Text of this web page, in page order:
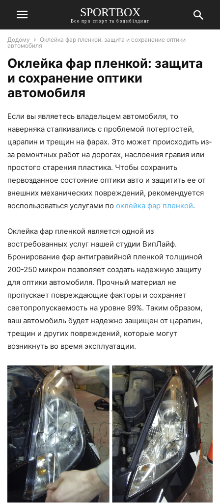
SPORTBOX
Все про спорт та бодибілдинг
Додому
Оклейка фар пленкой: защита и сохранение оптики
автомобиля
Оклейка фар пленкой: защита
и сохранение оптики
автомобиля
Если вы являетесь владельцем автомобиля, то
наверняка сталкивались с проблемой потертостей,
царапин и трещин на фарах. Это может происходить из-
за ремонтных работ на дорогах, наслоения гравия или
простого старения пластика. Чтобы сохранить
первозданное состояние оптики авто и защитить ее от
внешних механических повреждений, рекомендуется
воспользоваться услугами по оклейка фар пленкой.
Оклейка фар пленкой является одной из
востребованных услуг нашей студии ВипЛайф.
Бронирование фар антигравийной пленкой толщиной
200-250 микрон позволяет создать надежную защиту
для оптики автомобиля. Прочный материал не
пропускает повреждающие факторы и сохраняет
светопропускаемость на уровне 99%. Таким образом,
ваш автомобиль будет надежно защищен от царапин,
трещин и других повреждений, которые могут
возникнуть во время эксплуатации.